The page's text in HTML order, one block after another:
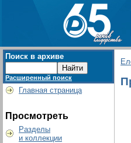
Поиск в архиве
Расширенный поиск
Главная страница
Просмотреть
Разделы
и коллекции